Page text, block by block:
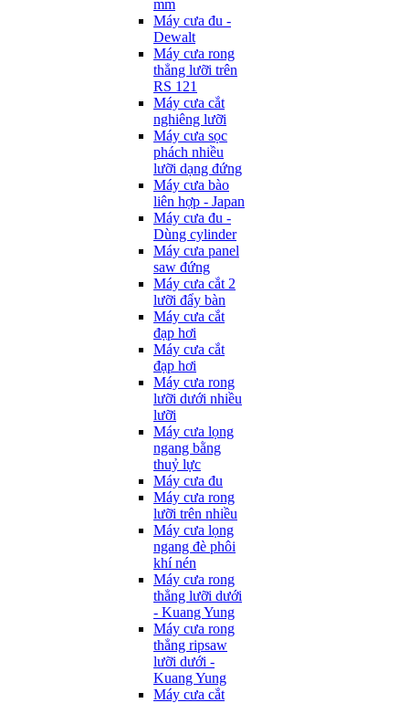
mm
Máy cưa đu -
Dewalt
Máy cưa rong
thẳng lưỡi trên
RS 121
Máy cưa cắt
nghiêng lưỡi
Máy cưa sọc
phách nhiều
lưỡi dạng đứng
Máy cưa bào
liên hợp - Japan
Máy cưa đu -
Dùng cylinder
Máy cưa panel
saw đứng
Máy cưa cắt 2
lưỡi đẩy bàn
Máy cưa cắt
đạp hơi
Máy cưa cắt
đạp hơi
Máy cưa rong
lưỡi dưới nhiều
lưỡi
Máy cưa lọng
ngang bằng
thuỷ lực
Máy cưa đu
Máy cưa rong
lưỡi trên nhiều
Máy cưa lọng
ngang đè phôi
khí nén
Máy cưa rong
thẳng lưỡi dưới
- Kuang Yung
Máy cưa rong
thẳng ripsaw
lưỡi dưới -
Kuang Yung
Máy cưa cắt